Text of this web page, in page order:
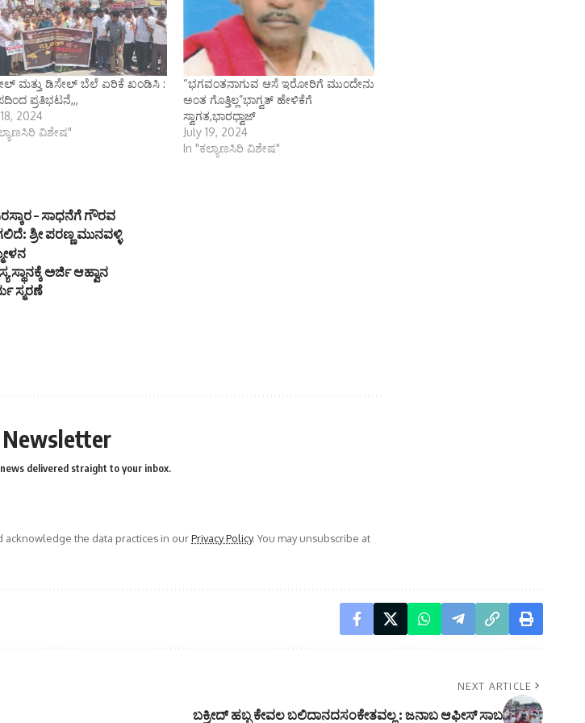
ಮತ್ತು ಡಿಸೇಲ್ ಬೆಲೆ ಏರಿಕೆ ಖಂಡಿಸಿ :
ಪ್ರತಿಭಟನೆ,,,
2024
ವಿಶೇಷ"
“ಭಗವಂತನಾಗುವ ಆಸೆ ಇರೋರಿಗೆ ಮುಂದೇನು
ಅಂತ ಗೊತ್ತಿಲ್ಲ”ಭಾಗ್ವತ್ ಹೇಳಿಕೆಗೆ
ಸ್ವಾಗತ,ಭಾರಧ್ವಾಜ್
July 19, 2024
In "ಕಲ್ಯಾಣಸಿರಿ ವಿಶೇಷ"
– ಸಾಧನೆಗೆ ಗೌರವ
ಶ್ರೀ ಪರಣ್ಣ ಮುನವಳ್ಳಿ
ಸ್ಥಾನಕ್ಕೆ ಅರ್ಜಿ ಆಹ್ವಾನ
ಸ್ಮರಣೆ
Newsletter
delivered straight to your inbox.
acknowledge the data practices in ourPrivacy Policy. You may unsubscribe at
NEXT ARTICLE
ಬಕ್ರೀದ್ ಹಬ್ಬ ಕೇವಲ ಬಲಿದಾನದಸಂಕೇತವಲ್ಲ : ಜನಾಬ ಆಫೀಸ್ ಸಾಬ